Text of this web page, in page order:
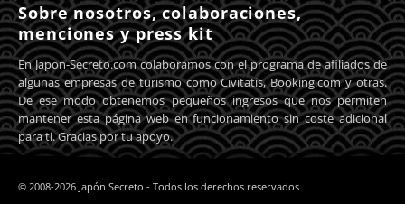
Sobre nosotros, colaboraciones,
menciones y press kit
En Japon-Secreto.com colaboramos con el programa de afiliados de
algunas empresas de turismo como Civitatis, Booking.com y otras.
De ese modo obtenemos pequeños ingresos que nos permiten
mantener esta página web en funcionamiento sin coste adicional
para ti. Gracias por tu apoyo.
© 2008-2026 Japón Secreto - Todos los derechos reservados